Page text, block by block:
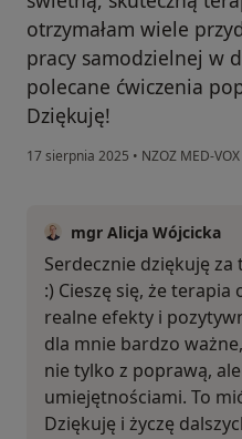
otrzymałam wiele
pracy samodzielnej w
polecane ćwiczenia
Dziękuję!
17 sierpnia 2025 • NZOZ MED-VOX
mgr Alicja Wójcicka
Serdecznie dziękuję za
:) Cieszę się, że
realne efekty i
dla mnie bardzo
nie tylko z poprawą,
umiejętnościami. To
Dziękuję i życzę